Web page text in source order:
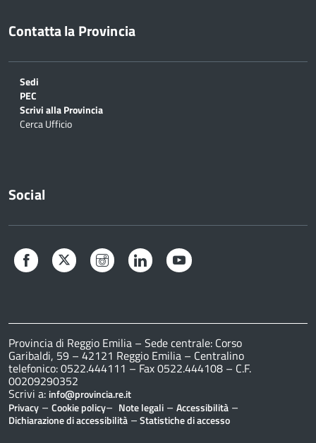
Contatta la Provincia
Sedi
PEC
Scrivi alla Provincia
Cerca Ufficio
Social
Facebook Twitter Instagram LinkedIn
Provincia di Reggio Emilia – Sede centrale: Corso
Garibaldi, 59 – 42121 Reggio Emilia – Centralino
telefonico: 0522.444111 – Fax 0522.444108 – C.F.
00209290352
Scrivi a: info@provincia.re.it
Privacy – Cookie policy– Note legali – Accessibilità –
Dichiarazione di accessibilità –Statistiche di accesso